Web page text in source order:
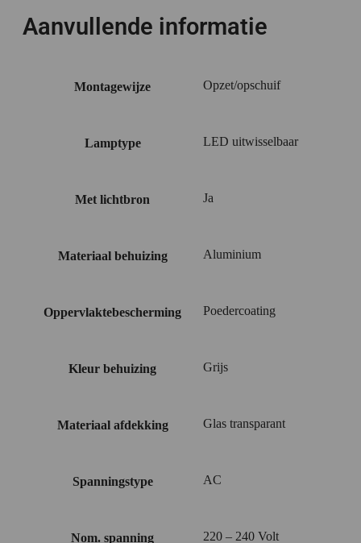
Aanvullende informatie
Montagewijze Opzet/opschuif
Lamptype LED uitwisselbaar
Met lichtbron Ja
Materiaal behuizing Aluminium
Oppervlaktebescherming Poedercoating
Kleur behuizing Grijs
Materiaal afdekking Glas transparant
Spanningstype AC
Nom. spanning 220 – 240 Volt